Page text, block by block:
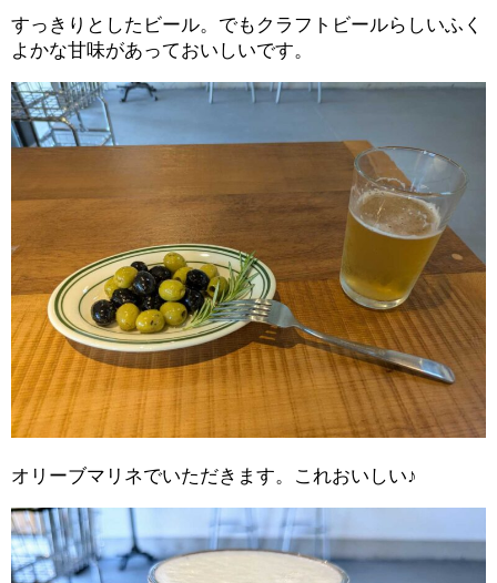
すっきりとしたビール。でもクラフトビールらしいふく
よかな甘味があっておいしいです。
オリーブマリネでいただきます。これおいしい♪